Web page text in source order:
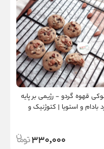
قهوه گردو - رژیمی بر پایه
بادام و استویا | کتوژنیک و
330,000